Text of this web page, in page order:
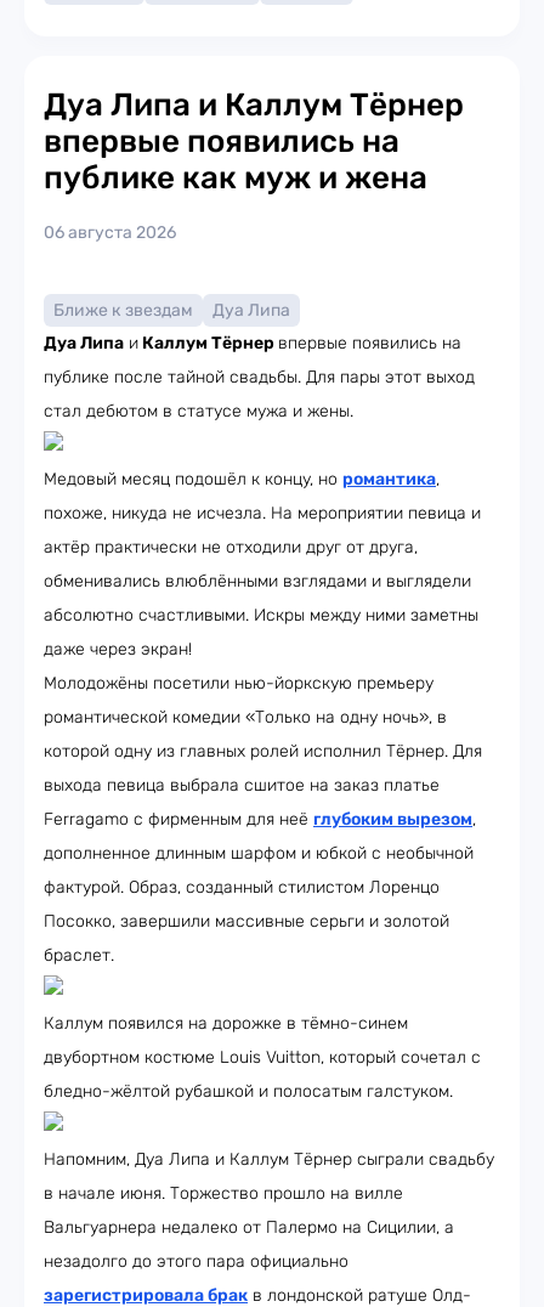
Дуа Липа и Каллум Тёрнер
впервые появились на
публике как муж и жена
06 августа 2026
Ближе к звездам
Дуа Липа
Дуа Липа и Каллум Тёрнер впервые появились на
публике после тайной свадьбы. Для пары этот выход
стал дебютом в статусе мужа и жены.
Медовый месяц подошёл к концу, но романтика,
похоже, никуда не исчезла. На мероприятии певица и
актёр практически не отходили друг от друга,
обменивались влюблёнными взглядами и выглядели
абсолютно счастливыми. Искры между ними заметны
даже через экран!
Молодожёны посетили нью-йоркскую премьеру
романтической комедии «Только на одну ночь», в
которой одну из главных ролей исполнил Тёрнер. Для
выхода певица выбрала сшитое на заказ платье
Ferragamo с фирменным для неё глубоким вырезом,
дополненное длинным шарфом и юбкой с необычной
фактурой. Образ, созданный стилистом Лоренцо
Посокко, завершили массивные серьги и золотой
браслет.
Каллум появился на дорожке в тёмно-синем
двубортном костюме Louis Vuitton, который сочетал с
бледно-жёлтой рубашкой и полосатым галстуком.
Напомним, Дуа Липа и Каллум Тёрнер сыграли свадьбу
в начале июня. Торжество прошло на вилле
Вальгуарнера недалеко от Палермо на Сицилии, а
незадолго до этого пара официально
зарегистрировала брак в лондонской ратуше Олд-